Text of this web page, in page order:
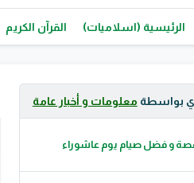
الرئيسية (اسلاميات) القرآن الكريم
بواسطة معلومات و أخبار عامة
و فضل صيام يوم عاشوراء